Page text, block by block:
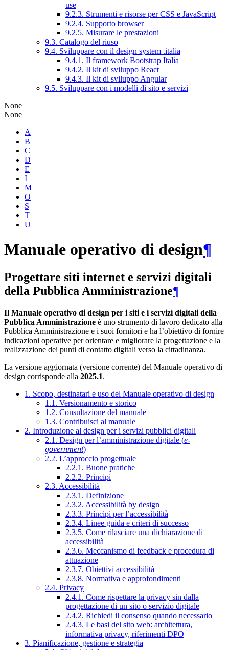
use
9.2.3. Strumenti e risorse per CSS e JavaScript
9.2.4. Supporto browser
9.2.5. Misurare le prestazioni
9.3. Catalogo del riuso
9.4. Sviluppare con il design system .italia
9.4.1. Il framework Bootstrap Italia
9.4.2. Il kit di sviluppo React
9.4.3. Il kit di sviluppo Angular
9.5. Sviluppare con i modelli di sito e servizi
None
None
A
B
C
D
E
I
M
O
S
T
U
Manuale operativo di design¶
Progettare siti internet e servizi digitali
della Pubblica Amministrazione¶
Il Manuale operativo di design per i siti e i servizi digitali della
Pubblica Amministrazione è uno strumento di lavoro dedicato alla
Pubblica Amministrazione e i suoi fornitori e ha l’obiettivo di fornire
indicazioni operative per orientare e migliorare la progettazione e la
realizzazione dei punti di contatto digitali verso la cittadinanza.
La versione aggiornata (versione corrente) del Manuale operativo di
design corrisponde alla 2025.1.
1. Scopo, destinatari e uso del Manuale operativo di design
1.1. Versionamento e storico
1.2. Consultazione del manuale
1.3. Contribuisci al manuale
2. Introduzione al design per i servizi pubblici digitali
2.1. Design per l’amministrazione digitale (e-
government)
2.2. L’approccio progettuale
2.2.1. Buone pratiche
2.2.2. Principi
2.3. Accessibilità
2.3.1. Definizione
2.3.2. Accessibilità by design
2.3.3. Principi per l’accessibilità
2.3.4. Linee guida e criteri di successo
2.3.5. Come rilasciare una dichiarazione di
accessibilità
2.3.6. Meccanismo di feedback e procedura di
attuazione
2.3.7. Obiettivi accessibilità
2.3.8. Normativa e approfondimenti
2.4. Privacy
2.4.1. Come rispettare la privacy sin dalla
progettazione di un sito o servizio digitale
2.4.2. Richiedi il consenso quando necessario
2.4.3. Le basi del sito web: architettura,
informativa privacy, riferimenti DPO
3. Pianificazione, gestione e strategia